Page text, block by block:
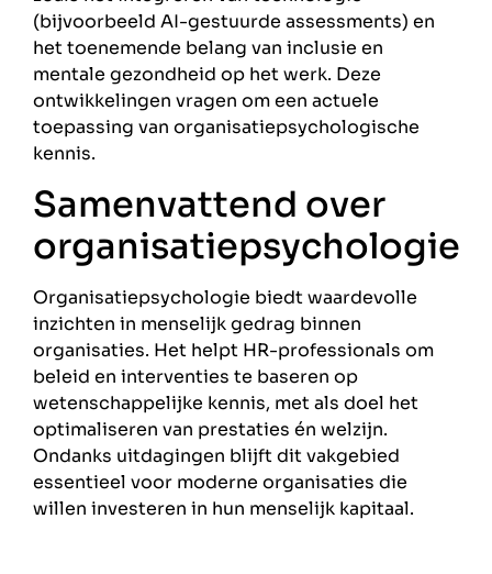
(bijvoorbeeld AI-gestuurde assessments) en
het toenemende belang van inclusie en
mentale gezondheid op het werk. Deze
ontwikkelingen vragen om een actuele
toepassing van organisatiepsychologische
kennis.
Samenvattend over
organisatiepsychologie
Organisatiepsychologie biedt waardevolle
inzichten in menselijk gedrag binnen
organisaties. Het helpt HR-professionals om
beleid en interventies te baseren op
wetenschappelijke kennis, met als doel het
optimaliseren van prestaties én welzijn.
Ondanks uitdagingen blijft dit vakgebied
essentieel voor moderne organisaties die
willen investeren in hun menselijk kapitaal.